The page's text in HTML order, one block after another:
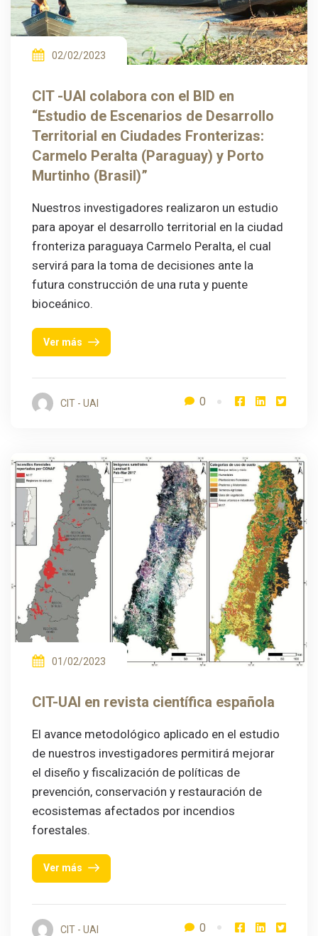
02/02/2023
CIT -UAI colabora con el BID en
“Estudio de Escenarios de Desarrollo
Territorial en Ciudades Fronterizas:
Carmelo Peralta (Paraguay) y Porto
Murtinho (Brasil)”
Nuestros investigadores realizaron un estudio
para apoyar el desarrollo territorial en la ciudad
fronteriza paraguaya Carmelo Peralta, el cual
servirá para la toma de decisiones ante la
futura construcción de una ruta y puente
bioceánico.
Ver más
CIT - UAI 0
01/02/2023
CIT-UAI en revista científica española
El avance metodológico aplicado en el estudio
de nuestros investigadores permitirá mejorar
el diseño y fiscalización de políticas de
prevención, conservación y restauración de
ecosistemas afectados por incendios
forestales.
Ver más
CIT - UAI 0